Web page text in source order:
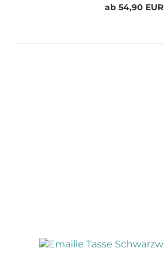
ab 54,90 EUR